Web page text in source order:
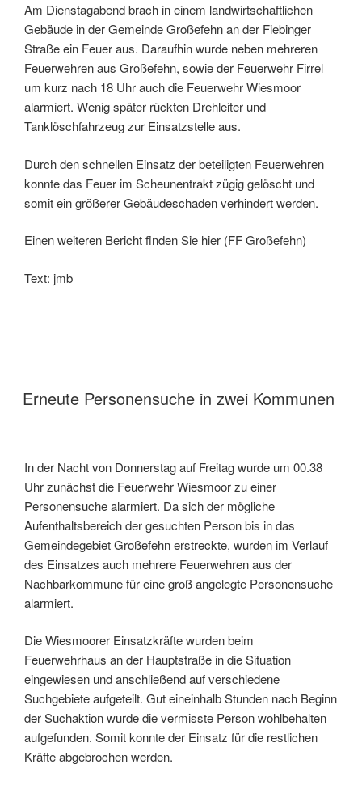
Am Dienstagabend brach in einem landwirtschaftlichen
Gebäude in der Gemeinde Großefehn an der Fiebinger
Straße ein Feuer aus. Daraufhin wurde neben mehreren
Feuerwehren aus Großefehn, sowie der Feuerwehr Firrel
um kurz nach 18 Uhr auch die Feuerwehr Wiesmoor
alarmiert. Wenig später rückten Drehleiter und
Tanklöschfahrzeug zur Einsatzstelle aus.
Durch den schnellen Einsatz der beteiligten Feuerwehren
konnte das Feuer im Scheunentrakt zügig gelöscht und
somit ein größerer Gebäudeschaden verhindert werden.
Einen weiteren Bericht finden Sie hier (FF Großefehn)
Text: jmb
Erneute Personensuche in zwei Kommunen
In der Nacht von Donnerstag auf Freitag wurde um 00.38
Uhr zunächst die Feuerwehr Wiesmoor zu einer
Personensuche alarmiert. Da sich der mögliche
Aufenthaltsbereich der gesuchten Person bis in das
Gemeindegebiet Großefehn erstreckte, wurden im Verlauf
des Einsatzes auch mehrere Feuerwehren aus der
Nachbarkommune für eine groß angelegte Personensuche
alarmiert.
Die Wiesmoorer Einsatzkräfte wurden beim
Feuerwehrhaus an der Hauptstraße in die Situation
eingewiesen und anschließend auf verschiedene
Suchgebiete aufgeteilt. Gut eineinhalb Stunden nach Beginn
der Suchaktion wurde die vermisste Person wohlbehalten
aufgefunden. Somit konnte der Einsatz für die restlichen
Kräfte abgebrochen werden.